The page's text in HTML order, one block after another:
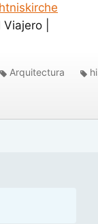
|
Arquitectura